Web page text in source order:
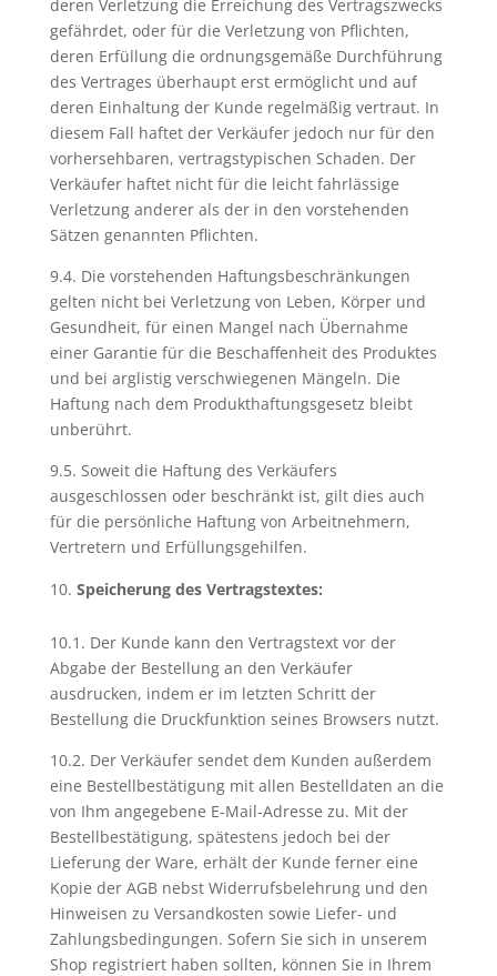
deren Verletzung die Erreichung des Vertragszwecks
gefährdet, oder für die Verletzung von Pflichten,
deren Erfüllung die ordnungsgemäße Durchführung
des Vertrages überhaupt erst ermöglicht und auf
deren Einhaltung der Kunde regelmäßig vertraut. In
diesem Fall haftet der Verkäufer jedoch nur für den
vorhersehbaren, vertragstypischen Schaden. Der
Verkäufer haftet nicht für die leicht fahrlässige
Verletzung anderer als der in den vorstehenden
Sätzen genannten Pflichten.
9.4. Die vorstehenden Haftungsbeschränkungen
gelten nicht bei Verletzung von Leben, Körper und
Gesundheit, für einen Mangel nach Übernahme
einer Garantie für die Beschaffenheit des Produktes
und bei arglistig verschwiegenen Mängeln. Die
Haftung nach dem Produkthaftungsgesetz bleibt
unberührt.
9.5. Soweit die Haftung des Verkäufers
ausgeschlossen oder beschränkt ist, gilt dies auch
für die persönliche Haftung von Arbeitnehmern,
Vertretern und Erfüllungsgehilfen.
Speicherung des Vertragstextes:
10.1. Der Kunde kann den Vertragstext vor der
Abgabe der Bestellung an den Verkäufer
ausdrucken, indem er im letzten Schritt der
Bestellung die Druckfunktion seines Browsers nutzt.
10.2. Der Verkäufer sendet dem Kunden außerdem
eine Bestellbestätigung mit allen Bestelldaten an die
von Ihm angegebene E-Mail-Adresse zu. Mit der
Bestellbestätigung, spätestens jedoch bei der
Lieferung der Ware, erhält der Kunde ferner eine
Kopie der AGB nebst Widerrufsbelehrung und den
Hinweisen zu Versandkosten sowie Liefer- und
Zahlungsbedingungen. Sofern Sie sich in unserem
Shop registriert haben sollten, können Sie in Ihrem